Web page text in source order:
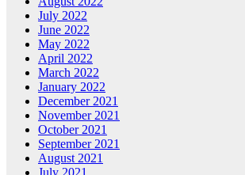
July 2022
June 2022
May 2022
April 2022
March 2022
January 2022
December 2021
November 2021
October 2021
September 2021
August 2021
July 2021